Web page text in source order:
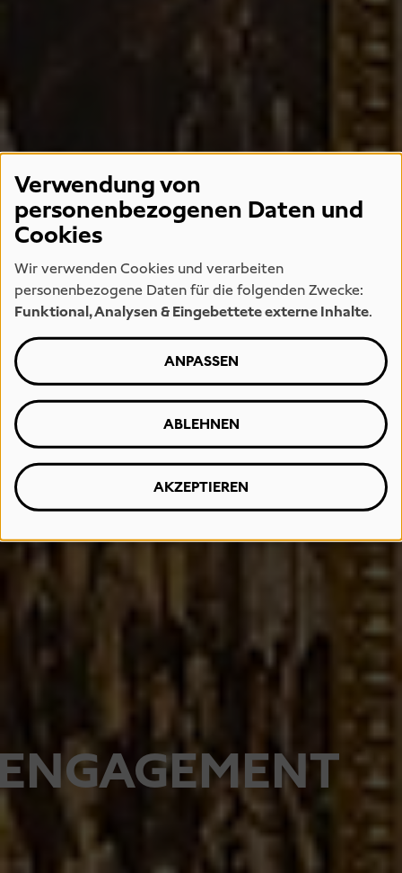
Verwendung von
personenbezogenen Daten und
Cookies
Wir verwenden Cookies und verarbeiten
personenbezogene Daten für die folgenden Zwecke:
Funktional, Analysen & Eingebettete externe Inhalte.
ANPASSEN
ABLEHNEN
AKZEPTIEREN